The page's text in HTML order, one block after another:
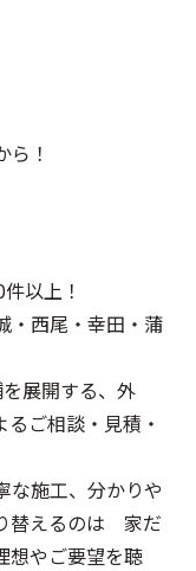
！
以上！
・西尾・幸田・蒲
展開する、 外
る ご相談・見積・
な施工、分かりや
替えるのは 家だ
想やご要望を聴